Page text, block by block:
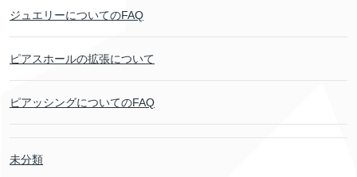
ジュエリーについてのFAQ
ピアスホールの拡張について
ピアッシングについてのFAQ
未分類